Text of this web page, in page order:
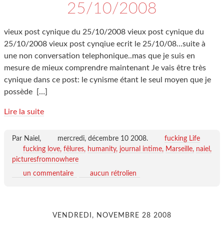
25/10/2008
vieux post cynique du 25/10/2008 vieux post cynique du
25/10/2008 vieux post cynqiue ecrit le 25/10/08...suite à
une non conversation telephonique..mas que je suis en
mesure de mieux comprendre maintenant Je vais être très
cynique dans ce post: le cynisme étant le seul moyen que je
possède
[…]
Lire la suite
Par Naiel, mercredi, décembre 10 2008.
fucking Life
fucking love fêlures humanity journal intime Marseille naiel
picturesfromnowhere
un commentaire
aucun rétrolien
VENDREDI, NOVEMBRE 28 2008